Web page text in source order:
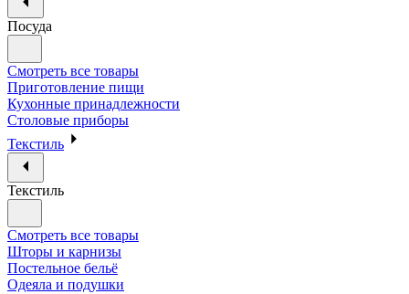
Посуда
Смотреть все товары
Приготовление пищи
Кухонные принадлежности
Столовые приборы
Текстиль
Текстиль
Смотреть все товары
Шторы и карнизы
Постельное бельё
Одеяла и подушки